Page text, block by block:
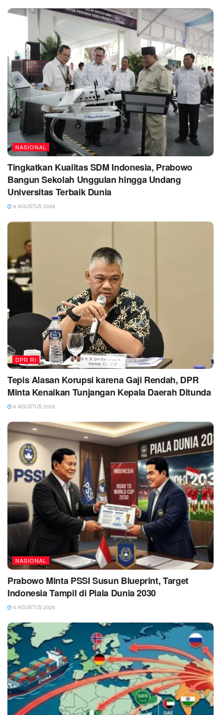
NASIONAL
Tingkatkan Kualitas SDM Indonesia, Prabowo
Bangun Sekolah Unggulan hingga Undang
Universitas Terbaik Dunia
6 AGUSTUS 2026
DPR RI
Tepis Alasan Korupsi karena Gaji Rendah, DPR
Minta Kenaikan Tunjangan Kepala Daerah Ditunda
6 AGUSTUS 2026
NASIONAL
Prabowo Minta PSSI Susun Blueprint, Target
Indonesia Tampil di Piala Dunia 2030
6 AGUSTUS 2026